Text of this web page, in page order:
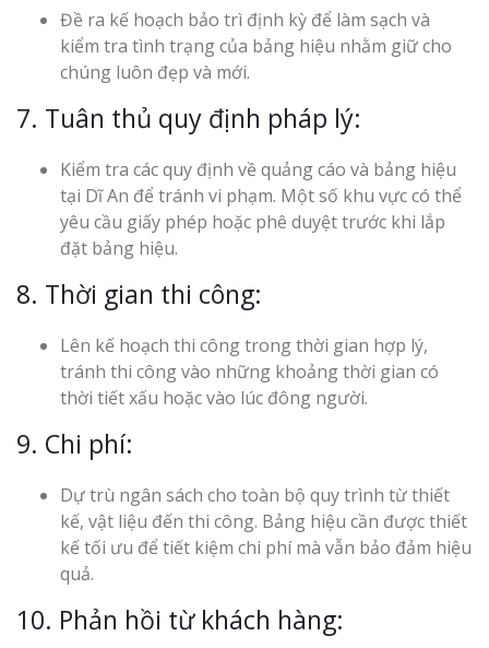
Đề ra kế hoạch bảo trì định kỳ để làm sạch và
kiểm tra tình trạng của bảng hiệu nhằm giữ cho
chúng luôn đẹp và mới.
7. Tuân thủ quy định pháp lý:
Kiểm tra các quy định về quảng cáo và bảng hiệu
tại Dĩ An để tránh vi phạm. Một số khu vực có thể
yêu cầu giấy phép hoặc phê duyệt trước khi lắp
đặt bảng hiệu.
8. Thời gian thi công:
Lên kế hoạch thi công trong thời gian hợp lý,
tránh thi công vào những khoảng thời gian có
thời tiết xấu hoặc vào lúc đông người.
9. Chi phí:
Dự trù ngân sách cho toàn bộ quy trình từ thiết
kế, vật liệu đến thi công. Bảng hiệu cần được thiết
kế tối ưu để tiết kiệm chi phí mà vẫn bảo đảm hiệu
quả.
10. Phản hồi từ khách hàng: